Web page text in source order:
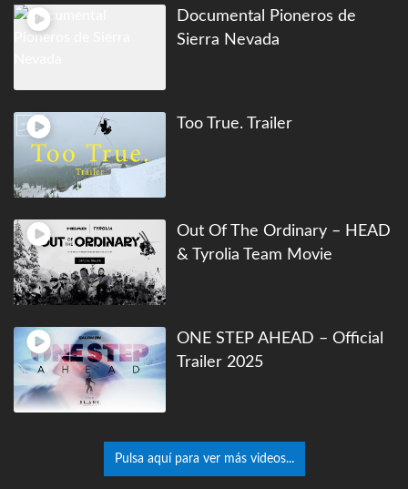
Documental Pioneros de
Sierra Nevada
Too True. Trailer
Out Of The Ordinary – HEAD
& Tyrolia Team Movie
ONE STEP AHEAD – Official
Trailer 2025
Pulsa aquí para ver más videos...